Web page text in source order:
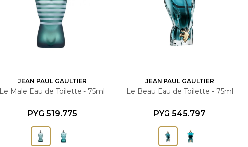
JEAN PAUL GAULTIER
Le Male Eau de Toilette - 75ml
PYG 519.775
JEAN PAUL GAULTIER
Le Beau Eau de Toilette - 75ml
PYG 545.797